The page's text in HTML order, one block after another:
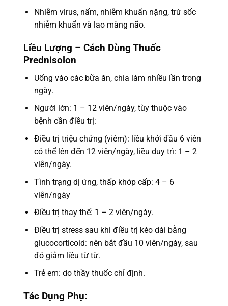
Nhiễm virus, nấm, nhiễm khuẩn nặng, trừ sốc
nhiễm khuẩn và lao màng não.
Liều Lượng – Cách Dùng Thuốc
Prednisolon
Uống vào các bữa ăn, chia làm nhiều lần trong
ngày.
Người lớn: 1 – 12 viên/ngày, tùy thuộc vào
bệnh cần điều trị:
Điều trị triệu chứng (viêm): liều khởi đầu 6 viên
có thể lên đến 12 viên/ngày, liều duy trì: 1 – 2
viên/ngày.
Tình trạng dị ứng, thấp khớp cấp: 4 – 6
viên/ngày
Điều trị thay thế: 1 – 2 viên/ngày.
Điều trị stress sau khi điều trị kéo dài bằng
glucocorticoid: nên bắt đầu 10 viên/ngày, sau
đó giảm liều từ từ.
Trẻ em: do thầy thuốc chỉ định.
Tác Dụng Phụ: